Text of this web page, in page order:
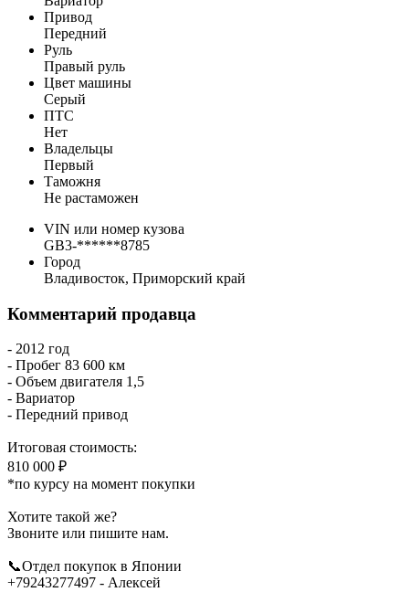
Привод
Передний
Руль
Правый руль
Цвет машины
Серый
ПТС
Нет
Владельцы
Первый
Таможня
Не растаможен
VIN или номер кузова
GB3-******8785
Город
Владивосток, Приморский край
Комментарий продавца
- 2012 год
- Пробег 83 600 км
- Объем двигателя 1,5
- Вариатор
- Передний привод
Итоговая стоимость:
810 000 ₽
*по курсу на момент покупки
Хотите такой же?
Звоните или пишите нам.
📞Отдел покупок в Японии
+79243277497 - Алексей